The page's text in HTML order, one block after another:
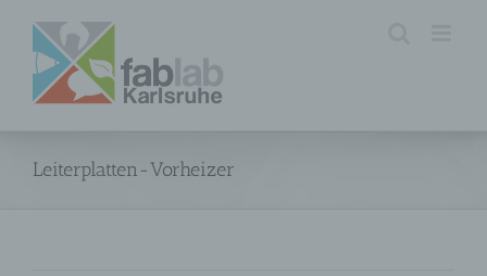
Inhalt
springen
Leiterplatten-Vorheizer